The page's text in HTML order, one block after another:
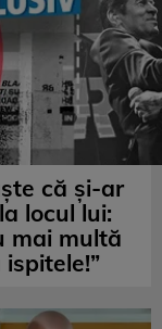
că și-ar
locul lui:
mai multă